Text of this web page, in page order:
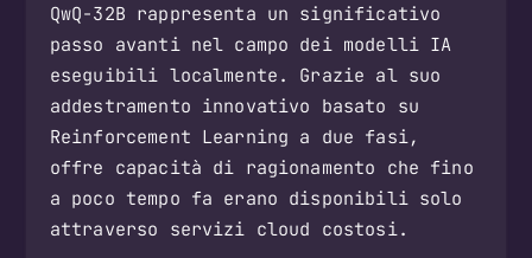
QwQ-32B rappresenta un significativo
passo avanti nel campo dei modelli IA
eseguibili localmente. Grazie al suo
addestramento innovativo basato su
Reinforcement Learning a due fasi,
offre capacità di ragionamento che fino
a poco tempo fa erano disponibili solo
attraverso servizi cloud costosi.